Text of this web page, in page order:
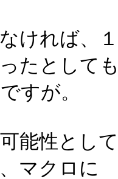
ければ、
たとして
すが。
能性とし
マクロに